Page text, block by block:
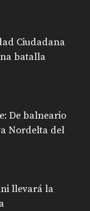
Ciudadana
batalla
De balneario
Nordelta del
llevará la